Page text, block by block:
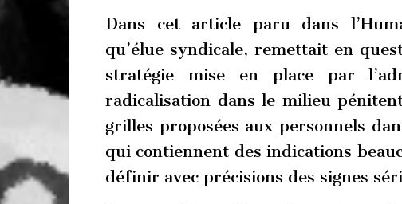
Dans cet article paru dans
qu’élue syndicale, remettait en
stratégie mise en place par
radicalisation dans le milieu
grilles proposées aux personnels
qui contiennent des indications
définir avec précisions des signes